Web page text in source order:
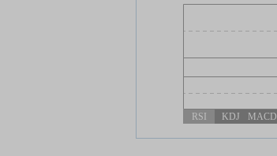
RSI KDJ MACD